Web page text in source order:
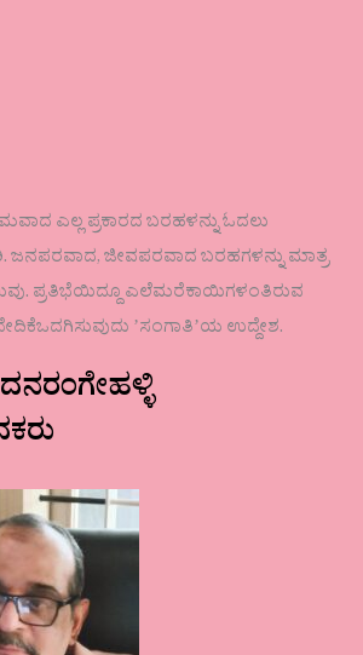
ಎಲ್ಲ ಪ್ರಕಾರದ ಬರಹಳನ್ನು ಓದಲು
ಜನಪರವಾದ, ಜೀವಪರವಾದ ಬರಹಗಳನ್ನು ಮಾತ್ರ
ಪ್ರತಿಭೆಯಿದ್ದೂ ಎಲೆಮರೆಕಾಯಿಗಳಂತಿರುವ
ʼಸಂಗಾತಿʼಯ ಉದ್ದೇಶ.